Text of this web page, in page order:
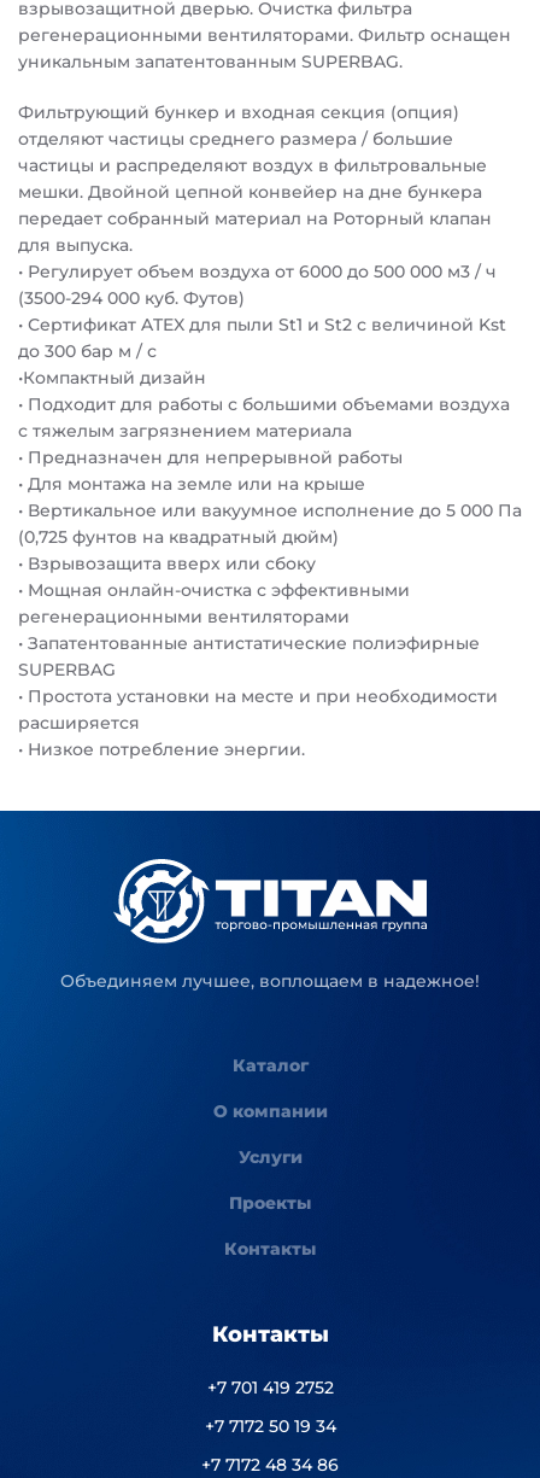
взрывозащитной дверью. Очистка фильтра
регенерационными вентиляторами. Фильтр оснащен
уникальным запатентованным SUPERBAG.
Фильтрующий бункер и входная секция (опция)
отделяют частицы среднего размера / большие
частицы и распределяют воздух в фильтровальные
мешки. Двойной цепной конвейер на дне бункера
передает собранный материал на Роторный клапан
для выпуска.
• Регулирует объем воздуха от 6000 до 500 000 м3 / ч
(3500-294 000 куб. Футов)
• Сертификат ATEX для пыли St1 и St2 с величиной Kst
до 300 бар м / с
•Компактный дизайн
• Подходит для работы с большими объемами воздуха
с тяжелым загрязнением материала
• Предназначен для непрерывной работы
• Для монтажа на земле или на крыше
• Вертикальное или вакуумное исполнение до 5 000 Па
(0,725 фунтов на квадратный дюйм)
• Взрывозащита вверх или сбоку
• Мощная онлайн-очистка с эффективными
регенерационными вентиляторами
• Запатентованные антистатические полиэфирные
SUPERBAG
• Простота установки на месте и при необходимости
расширяется
• Низкое потребление энергии.
Объединяем лучшее, воплощаем в надежное!
Каталог
О компании
Услуги
Проекты
Контакты
Контакты
+7 701 419 2752
+7 7172 50 19 34
+7 7172 48 34 86